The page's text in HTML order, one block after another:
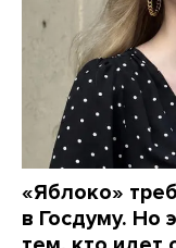
«Яблоко»
в Госдуму. Но